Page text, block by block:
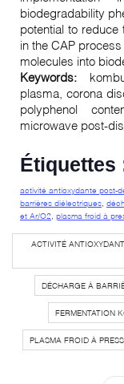
biodegradability
potential to reduce
in the CAP
molecules into
Keywords:
plasma, corona
polyphenol
microwave post-
Étiquettes
activité antioxydante post-
barrières diélectriques
et Ar/O2 plasma froid à
ACTIVITÉ
DÉCHARGE À
FERMENTATION
PLASMA FROID À